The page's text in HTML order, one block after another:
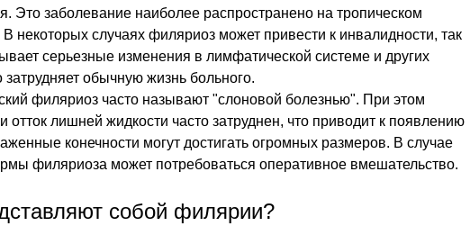
Это заболевание наиболее распространено на тропическом
В некоторых случаях филяриоз может привести к инвалидности, так
серьезные изменения в лимфатической системе и других
затрудняет обычную жизнь больного.
филяриоз часто называют "слоновой болезнью". При этом
отток лишней жидкости часто затруднен, что приводит к появлению
конечности могут достигать огромных размеров. В случае
филяриоза может потребоваться оперативное вмешательство.
собой филярии?